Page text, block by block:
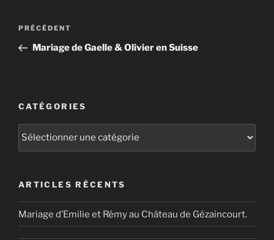
Navigation
l’article
Article
précédent
PRÉCÉDENT
Mariage de Gaelle & Olivier en Suisse
CATÉGORIES
Catégories
ARTICLES RÉCENTS
Mariage d’Emilie et Rémy au Château de Gézaincourt.